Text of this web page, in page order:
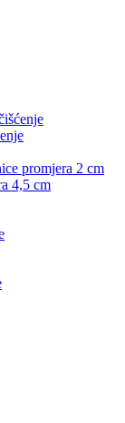
promjera 2 cm
4,5 cm